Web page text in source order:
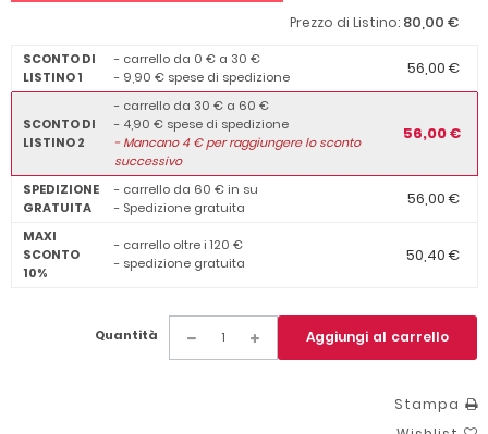
Prezzo di Listino: 80,00 €
SCONTO DI
LISTINO 1
- carrello da 0 € a 30 €
- 9,90 € spese di spedizione
56,00 €
SCONTO DI
LISTINO 2
- carrello da 30 € a 60 €
- 4,90 € spese di spedizione
-Mancano4€ per raggiungere lo sconto
successivo
56,00 €
SPEDIZIONE
GRATUITA
- carrello da 60 € in su
- Spedizione gratuita
56,00 €
MAXI
SCONTO
10%
- carrello oltre i 120 €
- spedizione gratuita
50,40 €
Quantità Aggiungi al carrello
Stampa